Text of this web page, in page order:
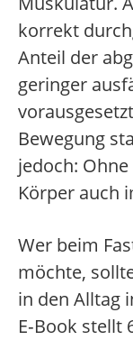
korrekt
Anteil der
geringer
Bewegung
jedoch:
Körper auch
Wer beim
möchte,
in den Alltag
E‑Book stellt